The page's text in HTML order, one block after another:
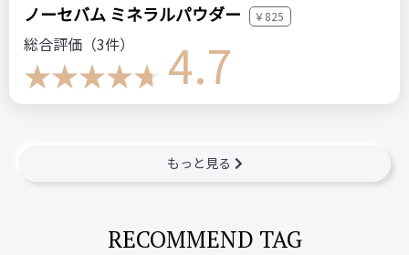
ノーセバム ミネラルパウダー ￥825
総合評価（3件） 4.7
もっと見る
RECOMMEND TAG